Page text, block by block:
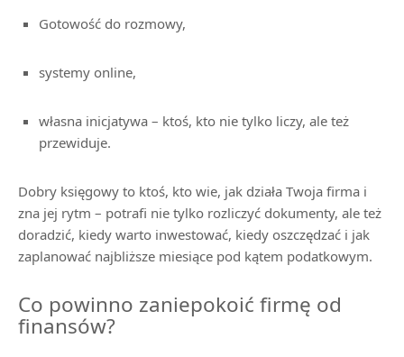
Gotowość do rozmowy,
systemy online,
własna inicjatywa – ktoś, kto nie tylko liczy, ale też
przewiduje.
Dobry księgowy to ktoś, kto wie, jak działa Twoja firma i
zna jej rytm – potrafi nie tylko rozliczyć dokumenty, ale też
doradzić, kiedy warto inwestować, kiedy oszczędzać i jak
zaplanować najbliższe miesiące pod kątem podatkowym.
Co powinno zaniepokoić firmę od
finansów?